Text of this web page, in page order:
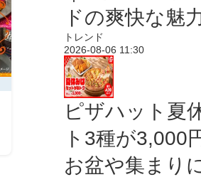
ドの爽快な魅
トレンド
2026-08-06 11:30
ピザハット夏
ト3種が3,000
お盆や集まり